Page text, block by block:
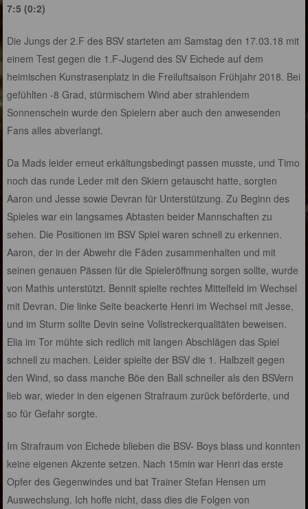
7:5 (0:2)
Die Jungs der 2.F des BSV starteten am Samstag den 17.03.18 mit
einem Test gegen die 1.F-Jugend des SV Eichede auf dem
heimischen Kunstrasenplatz in die Freiluftsaison Frühjahr 2018. Bei
gefühlten -8 Grad, stürmischem Wind aber strahlendem
Sonnenschein wurde den Spielern aber auch den anwesenden
Fans alles abverlangt.
Da Mads leider erneut erkältungsbedingt passen musste, und Timo
noch das runde Leder mit den Skiern getauscht hatte, sorgten
Aaron und Jesse sowie Devran für Unterstützung. Zu Beginn des
Spieles war ein langsames Abtasten beider Mannschaften zu
sehen. Die Positionen im BSV Spiel waren schnell zu erkennen.
Aaron, der in der Abwehr die Fäden zusammenhalten und mit
seinen genauen Pässen für die Spieleröffnung sorgen sollte, wurde
von Mathis unterstützt. Bennit spielte rechtes Mittelfeld im Wechsel
mit Devran. Die linke Seite beackerte Henri im Wechsel mit Jesse,
und im Sturm sollte Devin seine Vollstreckerqualitäten beweisen.
Elia im Tor mühte sich redlich mit langen Abschlägen das Spiel
schnell zu machen. Leider spielte der BSV die 1. Halbzeit gegen
den Wind, so dass manche Böe den Ball schneller als den BSVern
lieb war, wieder in den eigenen Strafraum zurück beförderte, und
so für Gefahr sorgte.
Im Strafraum von Eichede blieben die BSV- Boys blass und konnten
keine eigenen Akzente setzen. Nach 15min war Henri das erste
Opfer des Gegenwindes und bat Trainer Stefan Hensen um
Auswechslung. Ich hoffe nicht, dass dies die Folgen von